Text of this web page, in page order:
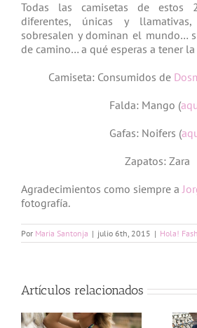
Todas las camisetas de estos
diferentes, únicas y
sobresalen y dominan el mundo…
de camino… a qué esperas a tener la
Camiseta: Consumidos de
Falda: Mango (
Gafas: Noifers (
Zapatos: Zara
Agradecimientos como siempre a
fotografía.
Por Maria Santonja | julio 6th, 2015 | Hola!
Artículos relacionados